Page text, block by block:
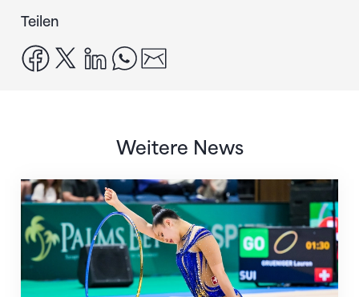
Teilen
facebook
x linkedinwhatsapp
Weitere News
Nächster Halt: Weltmeisterschaft